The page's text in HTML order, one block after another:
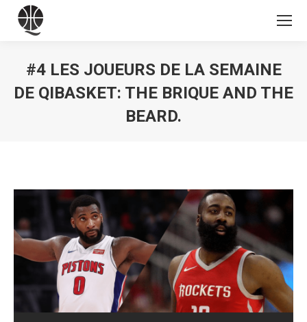
#4 LES JOUEURS DE LA SEMAINE
DE QIBASKET: THE BRIQUE AND THE
BEARD.